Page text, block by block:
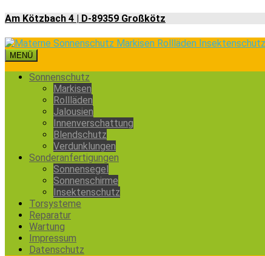
Am Kötzbach 4 | D-89359 Großkötz
MENÜ
Sonnenschutz
Markisen
Rollläden
Jalousien
Innenverschattung
Blendschutz
Verdunklungen
Sonderanfertigungen
Sonnensegel
Sonnenschirme
Insektenschutz
Torsysteme
Reparatur
Wartung
Impressum
Datenschutz